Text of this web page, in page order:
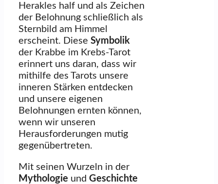
Herakles half und als Zeichen
der Belohnung schließlich als
Sternbild am Himmel
erscheint. Diese Symbolik
der Krabbe im Krebs-Tarot
erinnert uns daran, dass wir
mithilfe des Tarots unsere
inneren Stärken entdecken
und unsere eigenen
Belohnungen ernten können,
wenn wir unseren
Herausforderungen mutig
gegenübertreten.
Mit seinen Wurzeln in der
Mythologie und Geschichte